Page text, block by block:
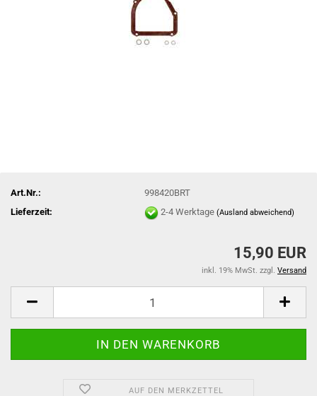
Art.Nr.:
998420BRT
Lieferzeit:
2-4 Werktage(Ausland abweichend)
15,90 EUR
inkl. 19% MwSt. zzgl. Versand
AUF DEN MERKZETTEL